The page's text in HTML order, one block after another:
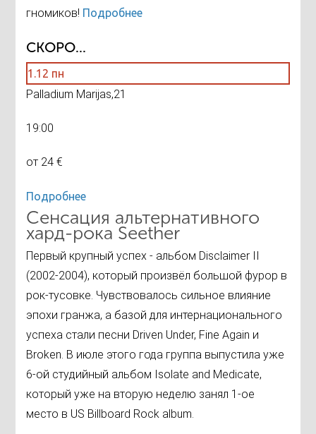
гномиков! Подробнее
СКОРО...
1.12 пн
Palladium Marijas,21
19:00
от 24 €
Подробнее
Сенсация альтернативного
хард-рока Seether
Первый крупный успех - альбом Disclaimer II
(2002-2004), который произвёл большой фурор в
рок-тусовке. Чувствовалось сильное влияние
эпохи гранжа, а базой для интернационального
успеха стали песни Driven Under, Fine Again и
Broken. В июле этого года группа выпустила уже
6-ой студийный альбом Isolate and Medicate,
который уже на вторую неделю занял 1-ое
место в US Billboard Rock album.